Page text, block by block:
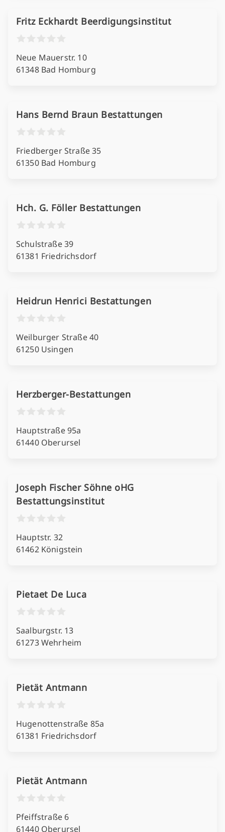
Fritz Eckhardt Beerdigungsinstitut
Neue Mauerstr. 10
61348 Bad Homburg
Hans Bernd Braun Bestattungen
Friedberger Straße 35
61350 Bad Homburg
Hch. G. Föller Bestattungen
Schulstraße 39
61381 Friedrichsdorf
Heidrun Henrici Bestattungen
Weilburger Straße 40
61250 Usingen
Herzberger-Bestattungen
Hauptstraße 95a
61440 Oberursel
Joseph Fischer Söhne oHG
Bestattungsinstitut
Hauptstr. 32
61462 Königstein
Pietaet De Luca
Saalburgstr. 13
61273 Wehrheim
Pietät Antmann
Hugenottenstraße 85a
61381 Friedrichsdorf
Pietät Antmann
Pfeiffstraße 6
61440 Oberursel